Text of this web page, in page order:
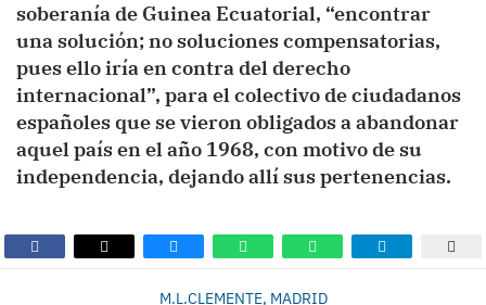
soberanía de Guinea Ecuatorial, “encontrar
una solución; no soluciones compensatorias,
pues ello iría en contra del derecho
internacional”, para el colectivo de ciudadanos
españoles que se vieron obligados a abandonar
aquel país en el año 1968, con motivo de su
independencia, dejando allí sus pertenencias.
M.L.CLEMENTE, MADRID